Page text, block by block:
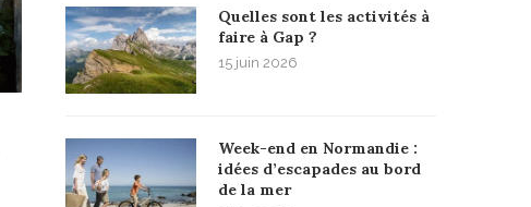
Quelles sont les activités à
faire à Gap ?
15 juin 2026
Week-end en Normandie :
idées d’escapades au bord
de la mer